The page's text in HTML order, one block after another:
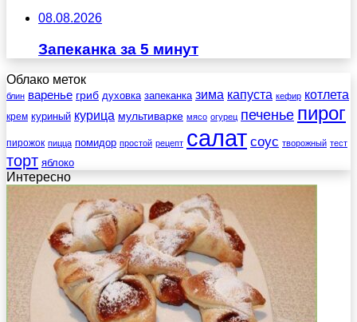
08.08.2026
Запеканка за 5 минут
Облако меток
блин варенье гриб духовка запеканка зима капуста кефир котлета
крем куриный курица мультиварке мясо огурец печенье пирог
пирожок пицца помидор простой рецепт салат соус творожный тест
торт яблоко
Интересно